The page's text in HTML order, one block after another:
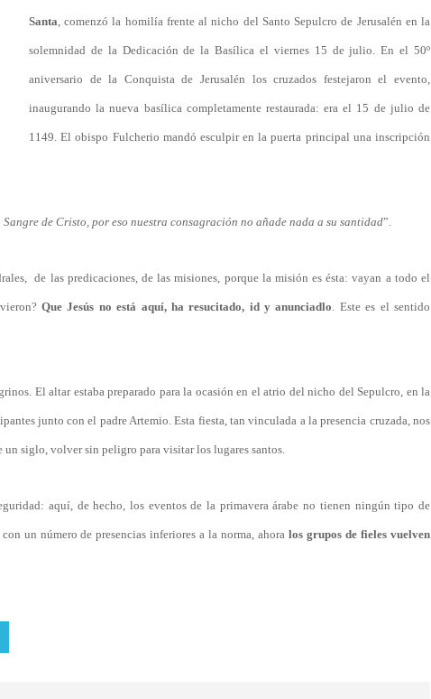
Santa , comenzó la homilía frente al nicho del Santo Sepulcro de Jerusalén en la
solemnidad de la Dedicación de la Basílica el viernes 15 de julio. En el 50º
aniversario de la Conquista de Jerusalén los cruzados festejaron el evento,
inaugurando la nueva basílica completamente restaurada: era el 15 de julio de
1149. El obispo Fulcherio mandó esculpir en la puerta principal una inscripción
de Cristo, por eso nuestra consagración no añade nada a su santidad”.
de las predicaciones, de las misiones, porque la misión es ésta: vayan a todo el
Que Jesús no está aquí, ha resucitado, id y anunciadlo . Este es el sentido
El altar estaba preparado para la ocasión en el atrio del nicho del Sepulcro, en la
junto con el padre Artemio. Esta fiesta, tan vinculada a la presencia cruzada, nos
siglo, volver sin peligro para visitar los lugares santos.
aquí, de hecho, los eventos de la primavera árabe no tienen ningún tipo de
un número de presencias inferiores a la norma, ahoralos grupos de fieles vuelven